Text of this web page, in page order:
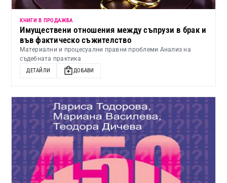
КНИГИ В ПРОДАЖБА
Имуществени отношения между съпрузи в брак и
във фактическо съжителство
Материални и процесуални правни проблеми Анализ на
съдебната практика
ДЕТАЙЛИ ДОБАВИ